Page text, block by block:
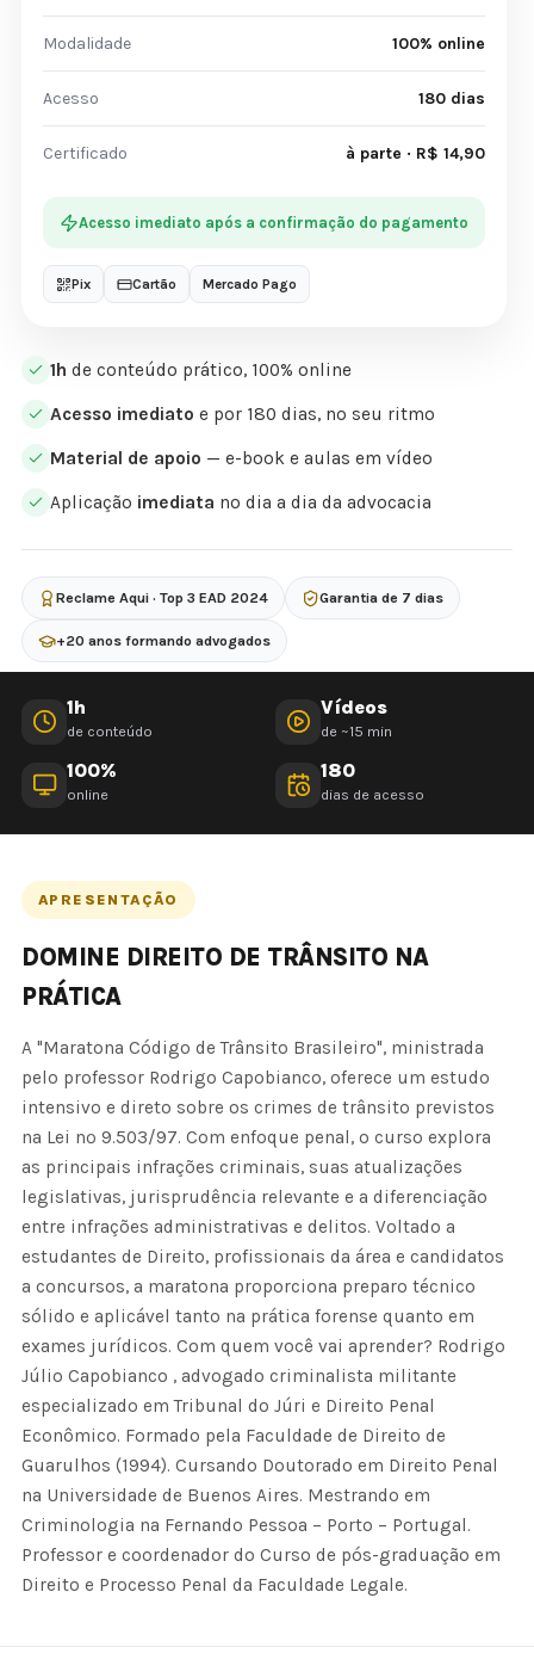
1h de conteúdo prático, 100% online
Acesso imediato e por 180 dias, no seu ritmo
Material de apoio — e-book e aulas em vídeo
Aplicação imediata no dia a dia da advocacia
Reclame Aqui · Top 3 EAD 2024 Garantia de 7 dias
+20 anos formando advogados
Modalidade 100% online
Acesso 180 dias
Certificado à parte · R$ 14,90
Acesso imediato após a confirmação do pagamento
Pix Cartão Mercado Pago
1h
de conteúdo
Vídeos
de ~15 min
100%
online
180
dias de acesso
APRESENTAÇÃO
DOMINE DIREITO DE TRÂNSITO NA
PRÁTICA
A "Maratona Código de Trânsito Brasileiro", ministrada
pelo professor Rodrigo Capobianco, oferece um estudo
intensivo e direto sobre os crimes de trânsito previstos
na Lei nº 9.503/97. Com enfoque penal, o curso explora
as principais infrações criminais, suas atualizações
legislativas, jurisprudência relevante e a diferenciação
entre infrações administrativas e delitos. Voltado a
estudantes de Direito, profissionais da área e candidatos
a concursos, a maratona proporciona preparo técnico
sólido e aplicável tanto na prática forense quanto em
exames jurídicos. Com quem você vai aprender? Rodrigo
Júlio Capobianco , advogado criminalista militante
especializado em Tribunal do Júri e Direito Penal
Econômico. Formado pela Faculdade de Direito de
Guarulhos (1994). Cursando Doutorado em Direito Penal
na Universidade de Buenos Aires. Mestrando em
Criminologia na Fernando Pessoa – Porto – Portugal.
Professor e coordenador do Curso de pós-graduação em
Direito e Processo Penal da Faculdade Legale.